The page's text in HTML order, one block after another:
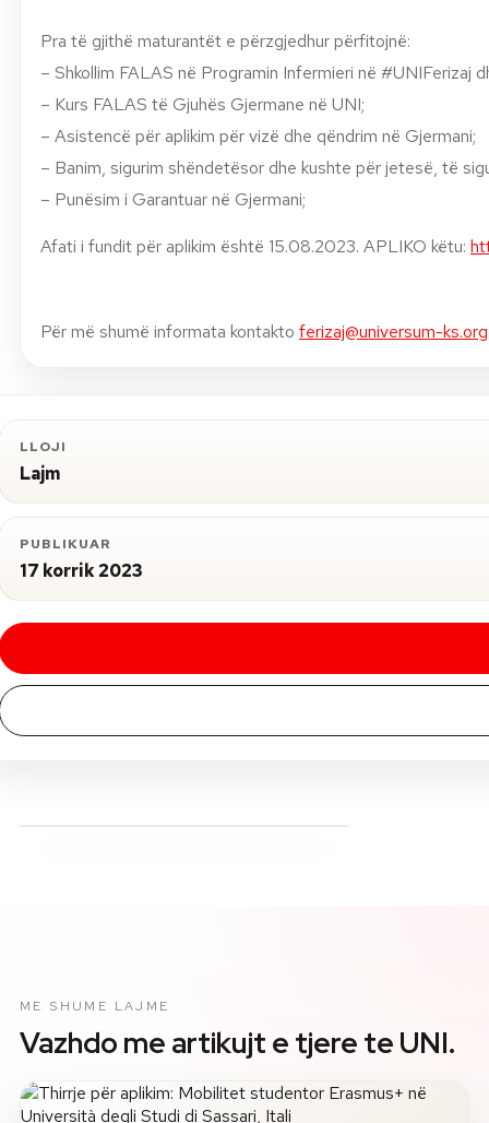
Pra të gjithë maturantët e përzgjedhur përfitojnë:
– Shkollim FALAS në Programin Infermieri në #UNIFerizaj
– Kurs FALAS të Gjuhës Gjermane në UNI;
– Asistencë për aplikim për vizë dhe qëndrim në Gjermani;
– Banim, sigurim shëndetësor dhe kushte për jetesë, të
– Punësim i Garantuar në Gjermani;
Afati i fundit për aplikim është 15.08.2023. APLIKO këtu:
Për më shumë informata kontakto ferizaj@universum-ks.org
LLOJI
Lajm
PUBLIKUAR
17 korrik 2023
ME SHUME LAJME
Vazhdo me artikujt e tjere te UNI.